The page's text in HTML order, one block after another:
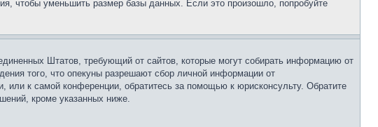
чтобы уменьшить размер базы данных. Если это произошло, попробуйте
Штатов, требующий от сайтов, которые могут собирать информацию от
того, что опекуны разрешают сбор личной информации от
к самой конференции, обратитесь за помощью к юрисконсульту. Обратите
кроме указанных ниже.